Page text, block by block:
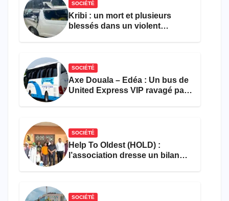
SOCIÉTÉ
Kribi : un mort et plusieurs
blessés dans un violent
SOCIÉTÉ
Axe Douala – Edéa : Un bus de
United Express VIP ravagé par
SOCIÉTÉ
Help To Oldest (HOLD) :
l’association dresse un bilan
SOCIÉTÉ